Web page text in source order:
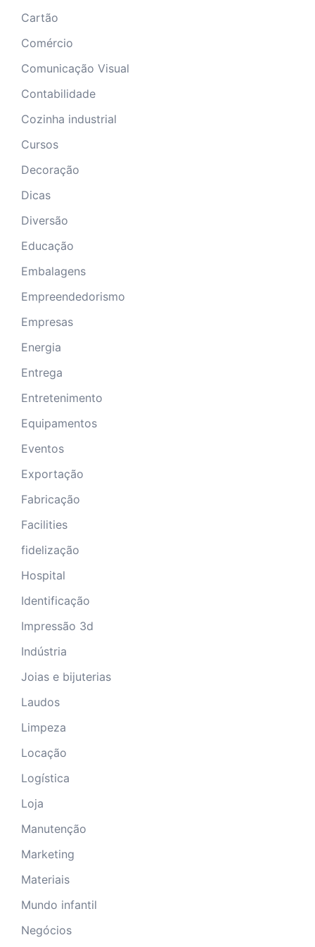
Cartão
Comércio
Comunicação Visual
Contabilidade
Cozinha industrial
Cursos
Decoração
Dicas
Diversão
Educação
Embalagens
Empreendedorismo
Empresas
Energia
Entrega
Entretenimento
Equipamentos
Eventos
Exportação
Fabricação
Facilities
fidelização
Hospital
Identificação
Impressão 3d
Indústria
Joias e bijuterias
Laudos
Limpeza
Locação
Logística
Loja
Manutenção
Marketing
Materiais
Mundo infantil
Negócios